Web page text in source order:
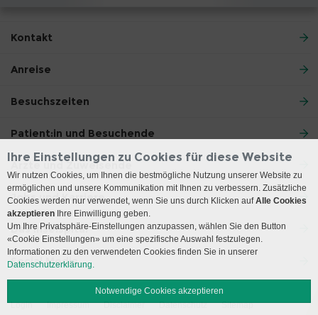
Kontakt
Anreise
Besuchszeiten
Patient:in und Besuchende
Ärzte und Zuweisende
Jobs und Karriere
Das Inselspital
Social Media
Login Impressum Disclaimer Datenschutz Sitemap
Ihre Einstellungen zu Cookies für diese Website
Wir nutzen Cookies, um Ihnen die bestmögliche Nutzung unserer Website zu
ermöglichen und unsere Kommunikation mit Ihnen zu verbessern. Zusätzliche
Cookies werden nur verwendet, wenn Sie uns durch Klicken aufAlle Cookies
akzeptieren Ihre Einwilligung geben.
Um Ihre Privatsphäre-Einstellungen anzupassen, wählen Sie den Button
«Cookie Einstellungen» um eine spezifische Auswahl festzulegen.
Informationen zu den verwendeten Cookies finden Sie in unserer
Datenschutzerklärung.
Notwendige Cookies akzeptieren